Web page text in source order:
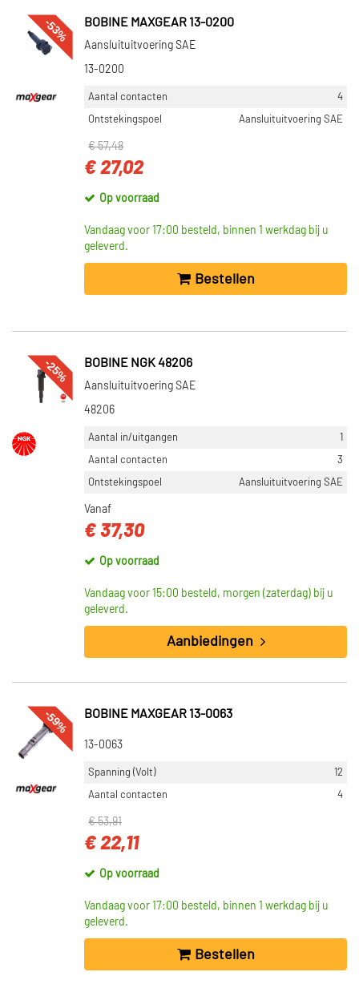
-53% BOBINE MAXGEAR 13-0200
Aansluituitvoering SAE
13-0200
Aantal contacten
4
Ontstekingspoel
Aansluituitvoering SAE
€ 57,48
€ 27,02
Op voorraad
Vandaag voor 17:00 besteld, binnen 1 werkdag bij u
geleverd.
Bestellen
-25% BOBINE NGK 48206
Aansluituitvoering SAE
48206
Aantal in/uitgangen
1
Aantal contacten
3
Ontstekingspoel
Aansluituitvoering SAE
Vanaf
€ 37,30
Op voorraad
Vandaag voor 15:00 besteld, morgen (zaterdag) bij u
geleverd.
Aanbiedingen
-59% BOBINE MAXGEAR 13-0063
13-0063
Spanning (Volt)
12
Aantal contacten
4
€ 53,91
€ 22,11
Op voorraad
Vandaag voor 17:00 besteld, binnen 1 werkdag bij u
geleverd.
Bestellen